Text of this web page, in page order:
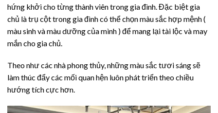
hứng khởi cho từng thành viên trong gia đình. Đặc biệt gia
chủ là trụ cột trong gia đình có thể chọn màu sắc hợp mệnh (
màu sinh và màu dưỡng của mình ) để mang lại tài lộc và may
mắn cho gia chủ.
Theo như các nhà phong thủy, những màu sắc tươi sáng sẽ
làm thúc đẩy các mối quan hện luôn phát triển theo chiều
hướng tích cực hơn.